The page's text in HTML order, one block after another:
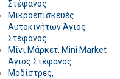
Στέφανος
Μικροεπισκευές
Αυτοκινήτων Άγιος
Στέφανος
Μίνι Μάρκετ, Mini Market
Άγιος Στέφανος
Μοδίστρες,